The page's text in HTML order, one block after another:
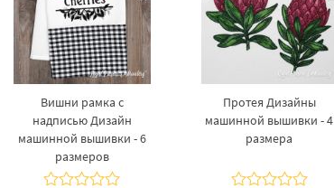
Вишни рамка с
надписью Дизайн
машинной вышивки - 6
размеров
Протея Дизайны
машинной вышивки - 4
размера